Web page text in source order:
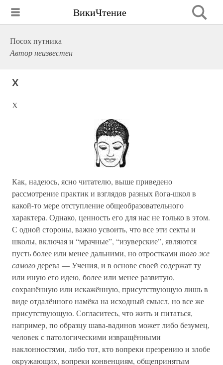
ВикиЧтение
Посох путника
Автор неизвестен
Х
Х
Как, надеюсь, ясно читателю, выше приведено
рассмотрение практик и взглядов разных йога-школ в
какой-то мере отступление общеобразовательного
характера. Однако, ценность его для нас не только в этом.
С одной стороны, важно усвоить, что все эти секты и
школы, включая и “мрачные”, “изуверские”, являются
пусть более или менее дальними, но отростками того же
самого дерева — Учения, и в основе своей содержат ту
или иную его идею, более или менее развитую,
сохранённую или искажённую, присутствующую лишь в
виде отдалённого намёка на исходный смысл, но все же
присутствующую. Согласитесь, что жить и питаться,
например, по образцу шава-вадинов может либо безумец,
человек с патологическими извращёнными
наклонностями, либо тот, кто вопреки презрению и злобе
окружающих, вопреки конвенциям, общепринятым